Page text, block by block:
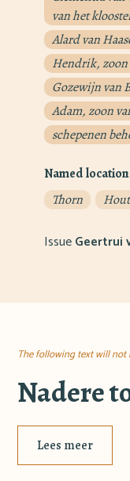
van het
Alard van
Hendrik, zoon
Gozewijn van
Adam, zoon
schepenen
Named
Thorn
IssueGeertrui
The following text will not
Nadere
Lees meer